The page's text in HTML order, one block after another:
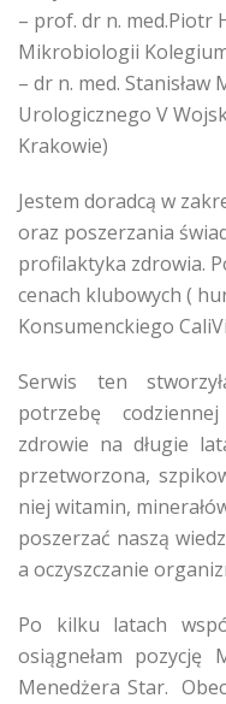
– prof. dr n. med.Piotr
Mikrobiologii
– dr n. med. Stanisław
Urologicznego V
Krakowie)
Jestem doradcą w
oraz poszerzania
profilaktyka zdrowia.
cenach klubowych (
Konsumenckiego
Serwis ten
potrzebę
zdrowie na długie
przetworzona,
niej witamin,
poszerzać naszą
a oczyszczanie
Po kilku latach
osiągnełam pozycję
Menedżera Star.